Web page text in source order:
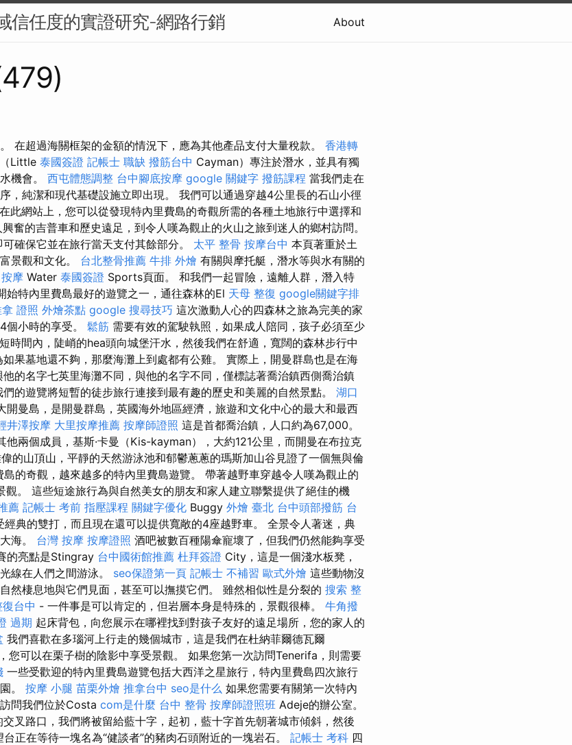
信任度的實證研究-網路行銷 About
在超過海關框架的金額的情況下，應為其他產品支付大量稅款。 香港轉
Little 泰國簽證 記帳士 職缺 撥筋台中 Cayman）專注於潛水，並具有獨
機會。 西屯體態調整 台中腳底按摩 google 關鍵字 撥筋課程 當我們走在
，純潔和現代基礎設施立即出現。 我們可以通過穿越4公里長的石山小徑
在此網站上，您可以從發現特內里費島的奇觀所需的各種土地旅行中選擇和
奮的吉普車和歷史遠足，到令人嘆為觀止的火山之旅到迷人的鄉村訪問。
確保它並在旅行當天支付其餘部分。 太平 整骨 按摩台中 本頁著重於土
景觀和文化。 台北整骨推薦 牛排 外燴 有關與摩托艇，潛水等與水有關的
按摩 Water 泰國簽證 Sports頁面。 和我們一起冒險，遠離人群，潛入特
始特內里費島最好的遊覽之一，通往森林的El 天母 整復 google關鍵字排
證照 外燴茶點 google 搜尋技巧 這次激動人心的四森林之旅為完美的家
個小時的享受。 鬆筋 需要有效的駕駛執照，如果成人陪同，孩子必須至少
時間內，陡峭的hea頭向城堡汗水，然後我們在舒適，寬闊的森林步行中
果墓地還不夠，那麼海灘上到處都有公雞。 實際上，開曼群島也是在海
的名字七英里海灘不同，與他的名字不同，僅標誌著喬治鎮西側喬治鎮
的遊覽將短暫的徒步旅行連接到最有趣的歷史和美麗的自然景點。 湖口
開曼島，是開曼群島，英國海外地區經濟，旅遊和文化中心的最大和最西
井澤按摩 大里按摩推薦 按摩師證照 這是首都喬治鎮，人口約為67,000。
他兩個成員，基斯·卡曼（Kis-kayman），大約121公里，而開曼在布拉克
的山頂山，平靜的天然游泳池和郁鬱蔥蔥的瑪斯加山谷見證了一個無與倫
的奇觀，越來越多的特內里費島遊覽。 帶著越野車穿越令人嘆為觀止的
觀。 這些短途旅行為與自然美女的朋友和家人建立聯繫提供了絕佳的機
薦 記帳士 考前 指壓課程 關鍵字優化 Buggy 外燴 臺北 台中頭部撥筋 台
典的雙打，而且現在還可以提供寬敞的4座越野車。 全景令人著迷，典
海。 台灣 按摩 按摩證照 酒吧被數百種陽傘寵壞了，但我們仍然能夠享受
的亮點是Stingray 台中國術館推薦 杜拜簽證 City，這是一個淺水板凳，
線在人們之間游泳。 seo保證第一頁 記帳士 不補習 歐式外燴 這些動物沒
然棲息地與它們見面，甚至可以撫摸它們。 雖然相似性是分裂的 搜索 整
復台中 - 一件事是可以肯定的，但岩層本身是特殊的，景觀很棒。 牛角撥
過期 起床背包，向您展示在哪裡找到對孩子友好的遠足場所，您的家人的
我們喜歡在多瑙河上行走的幾個城市，這是我們在杜納菲爾德瓦爾
您可以在栗子樹的陰影中享受景觀。 如果您第一次訪問Tenerifa，則需要
一些受歡迎的特內里費島遊覽包括大西洋之星旅行，特內里費島四次旅行
。 按摩 小腿 苗栗外燴 推拿台中 seo是什么 如果您需要有關第一次特內
問我們位於Costa com是什麼 台中 整骨 按摩師證照班 Adeje的辦公室。
叉路口，我們將被留給藍十字，起初，藍十字首先朝著城市傾斜，然後
正在等待一塊名為“健談者”的豬肉石頭附近的一塊岩石。 記帳士 考科 四